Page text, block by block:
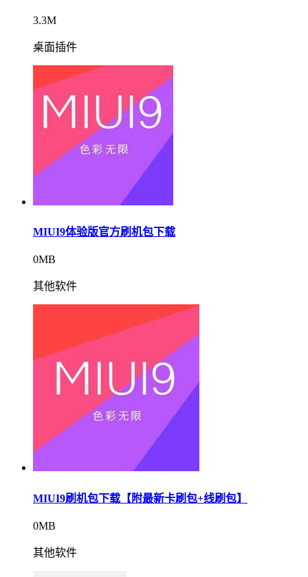
3.3M
桌面插件
MIUI9体验版官方刷机包下载
0MB
其他软件
MIUI9刷机包下载【附最新卡刷包+线刷包】
0MB
其他软件